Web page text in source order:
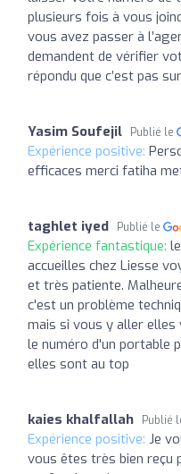
plusieurs fois à vous
vous avez passer à
demandent de vérifier
répondu que c’est pas
Yasim Soufejil Publié le
Expérience positive:
efficaces merci fatiha
taghlet iyed Publié le
Expérience fantastique:
accueilles chez Liesse
et très patiente.
c'est un problème
mais si vous y aller
le numéro d'un portable
elles sont au top
kaies khalfallah Publié
Expérience positive: Je
vous êtes très bien reçu